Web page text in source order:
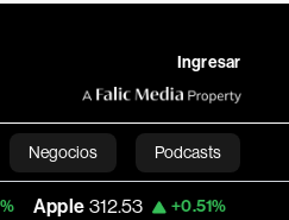
Ingresar
Negocios Podcasts
+0.51% USD COP 3,159.39